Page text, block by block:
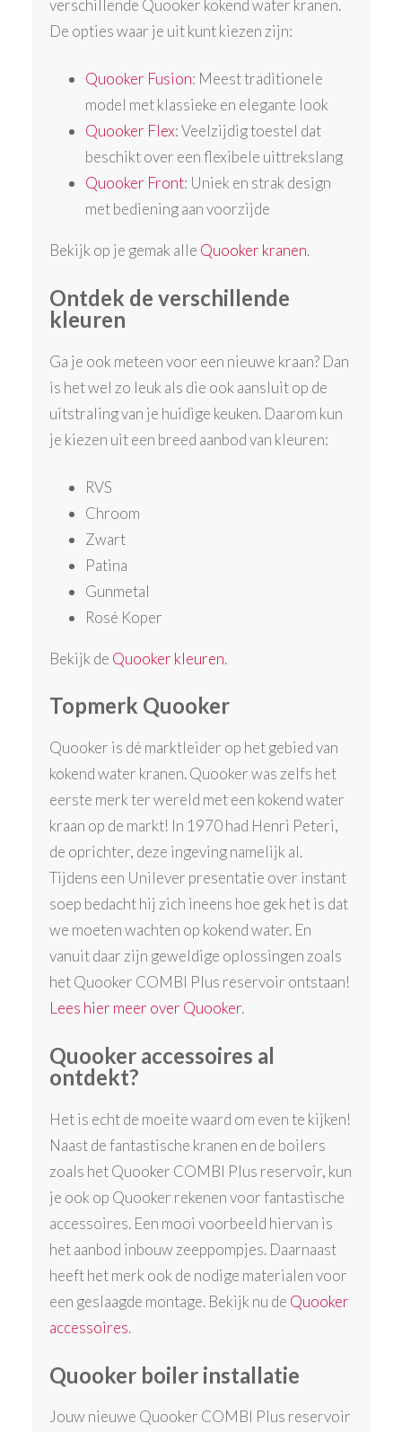
verschillende Quooker kokend water kranen.
De opties waar je uit kunt kiezen zijn:
Quooker Fusion: Meest traditionele
model met klassieke en elegante look
Quooker Flex: Veelzijdig toestel dat
beschikt over een flexibele uittrekslang
Quooker Front: Uniek en strak design
met bediening aan voorzijde
Bekijk op je gemak alle Quooker kranen.
Ontdek de verschillende
kleuren
Ga je ook meteen voor een nieuwe kraan? Dan
is het wel zo leuk als die ook aansluit op de
uitstraling van je huidige keuken. Daarom kun
je kiezen uit een breed aanbod van kleuren:
RVS
Chroom
Zwart
Patina
Gunmetal
Rosé Koper
Bekijk de Quooker kleuren.
Topmerk Quooker
Quooker is dé marktleider op het gebied van
kokend water kranen. Quooker was zelfs het
eerste merk ter wereld met een kokend water
kraan op de markt! In 1970 had Henri Peteri,
de oprichter, deze ingeving namelijk al.
Tijdens een Unilever presentatie over instant
soep bedacht hij zich ineens hoe gek het is dat
we moeten wachten op kokend water. En
vanuit daar zijn geweldige oplossingen zoals
het Quooker COMBI Plus reservoir ontstaan!
Lees hier meer over Quooker.
Quooker accessoires al
ontdekt?
Het is echt de moeite waard om even te kijken!
Naast de fantastische kranen en de boilers
zoals het Quooker COMBI Plus reservoir, kun
je ook op Quooker rekenen voor fantastische
accessoires. Een mooi voorbeeld hiervan is
het aanbod inbouw zeeppompjes. Daarnaast
heeft het merk ook de nodige materialen voor
een geslaagde montage. Bekijk nu de Quooker
accessoires.
Quooker boiler installatie
Jouw nieuwe Quooker COMBI Plus reservoir